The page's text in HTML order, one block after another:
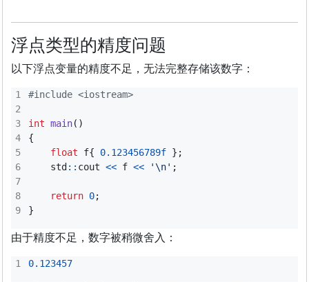
浮点类型的精度问题
以下浮点变量的精度不足，无法完整存储该数字：
3
4
5
6
7
8
9
#include <iostream>
int main()
{
float
f{ 0.123456789f };
std :: cout << f << '\n' ;
return 0;
}
由于精度不足，数字被稍微舍入：
0.123457